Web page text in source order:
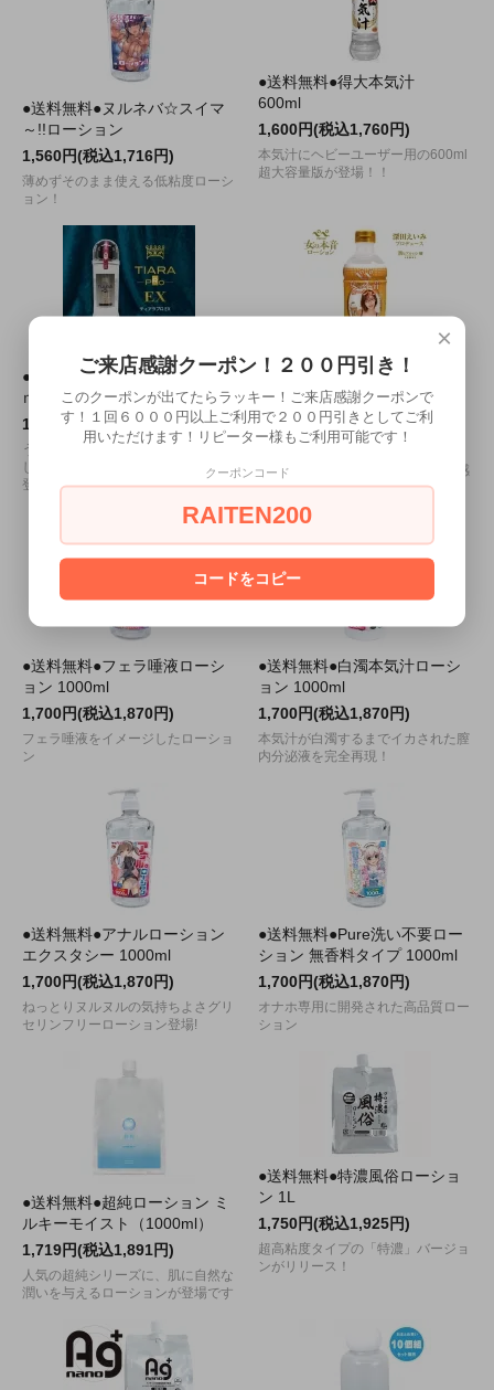
●送料無料●ヌルネバ☆スイマ
～!!ローション
1,560円(税込1,716円)
薄めずそのまま使える低粘度ローシ
ョン！
●送料無料●得大本気汁
600ml
1,600円(税込1,760円)
本気汁にヘビーユーザー用の600ml
超大容量版が登場！！
●送料無料●ティアラプロ 600
ｍｌ （ ＥＸ ）
1,650円(税込1,815円)
うるおい成分が配合されたお肌に優
しい「ティアラプロEX」が新たに
登場！
●送料無料●ペペ 女の本音ロー
ション（深田えいみ）潤ヒア
ルロン酸 600ml
1,650円(税込1,815円)
ヒアルロン酸配合で、自然な使用感
と潤いが特長です。
●送料無料●フェラ唾液ローシ
ョン 1000ml
1,700円(税込1,870円)
フェラ唾液をイメージしたローショ
ン
●送料無料●白濁本気汁ローシ
ョン 1000ml
1,700円(税込1,870円)
本気汁が白濁するまでイカされた膣
内分泌液を完全再現！
●送料無料●アナルローション
エクスタシー 1000ml
1,700円(税込1,870円)
ねっとりヌルヌルの気持ちよさグリ
セリンフリーローション登場!
●送料無料●Pure洗い不要ロー
ション 無香料タイプ 1000ml
1,700円(税込1,870円)
オナホ専用に開発された高品質ロー
ション
●送料無料●超純ローション ミ
ルキーモイスト（1000ml）
1,719円(税込1,891円)
人気の超純シリーズに、肌に自然な
潤いを与えるローションが登場です
●送料無料●特濃風俗ローショ
ン 1L
1,750円(税込1,925円)
超高粘度タイプの「特濃」バージョ
ンがリリース！
×
ご来店感謝クーポン！２００円引き！
このクーポンが出てたらラッキー！ご来店感謝クーポンで
す！１回６０００円以上ご利用で２００円引きとしてご利
用いただけます！リピーター様もご利用可能です！
クーポンコード
RAITEN200
コードをコピー